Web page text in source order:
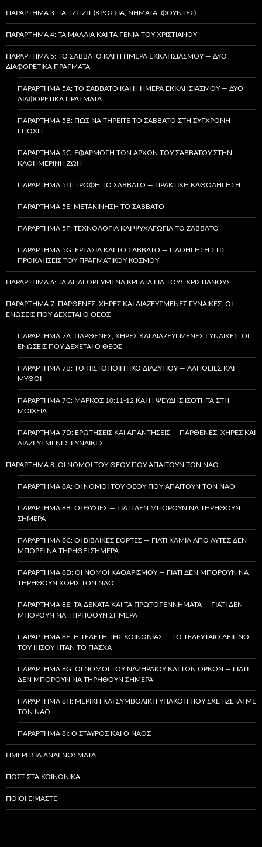
ΠΑΡΆΡΤΗΜΑ 3: ΤΑ TZITZIT (ΚΡΌΣΣΙΑ, ΝΉΜΑΤΑ, ΦΟΎΝΤΕΣ)
ΠΑΡΆΡΤΗΜΑ 4: ΤΑ ΜΑΛΛΙΆ ΚΑΙ ΤΑ ΓΈΝΙΑ ΤΟΥ ΧΡΙΣΤΙΑΝΟΎ
ΠΑΡΆΡΤΗΜΑ 5: ΤΟ ΣΆΒΒΑΤΟ ΚΑΙ Η ΗΜΈΡΑ ΕΚΚΛΗΣΙΑΣΜΟΎ — ΔΎΟ
ΔΙΑΦΟΡΕΤΙΚΆ ΠΡΆΓΜΑΤΑ
ΠΑΡΆΡΤΗΜΑ 5A: ΤΟ ΣΆΒΒΑΤΟ ΚΑΙ Η ΗΜΈΡΑ ΕΚΚΛΗΣΙΑΣΜΟΎ — ΔΎΟ
ΔΙΑΦΟΡΕΤΙΚΆ ΠΡΆΓΜΑΤΑ
ΠΑΡΆΡΤΗΜΑ 5B: ΠΏΣ ΝΑ ΤΗΡΕΊΤΕ ΤΟ ΣΆΒΒΑΤΟ ΣΤΗ ΣΎΓΧΡΟΝΗ
ΕΠΟΧΉ
ΠΑΡΆΡΤΗΜΑ 5C: ΕΦΑΡΜΟΓΉ ΤΩΝ ΑΡΧΏΝ ΤΟΥ ΣΑΒΒΆΤΟΥ ΣΤΗΝ
ΚΑΘΗΜΕΡΙΝΉ ΖΩΉ
ΠΑΡΆΡΤΗΜΑ 5D: ΤΡΟΦΉ ΤΟ ΣΆΒΒΑΤΟ — ΠΡΑΚΤΙΚΉ ΚΑΘΟΔΉΓΗΣΗ
ΠΑΡΆΡΤΗΜΑ 5E: ΜΕΤΑΚΊΝΗΣΗ ΤΟ ΣΆΒΒΑΤΟ
ΠΑΡΆΡΤΗΜΑ 5F: ΤΕΧΝΟΛΟΓΊΑ ΚΑΙ ΨΥΧΑΓΩΓΊΑ ΤΟ ΣΆΒΒΑΤΟ
ΠΑΡΆΡΤΗΜΑ 5G: ΕΡΓΑΣΊΑ ΚΑΙ ΤΟ ΣΆΒΒΑΤΟ — ΠΛΟΉΓΗΣΗ ΣΤΙΣ
ΠΡΟΚΛΉΣΕΙΣ ΤΟΥ ΠΡΑΓΜΑΤΙΚΟΎ ΚΌΣΜΟΥ
ΠΑΡΆΡΤΗΜΑ 6: ΤΑ ΑΠΑΓΟΡΕΥΜΈΝΑ ΚΡΈΑΤΑ ΓΙΑ ΤΟΥΣ ΧΡΙΣΤΙΑΝΟΎΣ
ΠΑΡΆΡΤΗΜΑ 7: ΠΑΡΘΈΝΕΣ, ΧΉΡΕΣ ΚΑΙ ΔΙΑΖΕΥΓΜΈΝΕΣ ΓΥΝΑΊΚΕΣ: ΟΙ
ΕΝΏΣΕΙΣ ΠΟΥ ΔΈΧΕΤΑΙ Ο ΘΕΌΣ
ΠΑΡΆΡΤΗΜΑ 7A: ΠΑΡΘΈΝΕΣ, ΧΉΡΕΣ ΚΑΙ ΔΙΑΖΕΥΓΜΈΝΕΣ ΓΥΝΑΊΚΕΣ: ΟΙ
ΕΝΏΣΕΙΣ ΠΟΥ ΔΈΧΕΤΑΙ Ο ΘΕΌΣ
ΠΑΡΆΡΤΗΜΑ 7B: ΤΟ ΠΙΣΤΟΠΟΙΗΤΙΚΌ ΔΙΑΖΥΓΊΟΥ — ΑΛΉΘΕΙΕΣ ΚΑΙ
ΜΎΘΟΙ
ΠΑΡΆΡΤΗΜΑ 7C: ΜΆΡΚΟΣ 10:11-12 ΚΑΙ Η ΨΕΥΔΉΣ ΙΣΌΤΗΤΑ ΣΤΗ
ΜΟΙΧΕΊΑ
ΠΑΡΆΡΤΗΜΑ 7D: ΕΡΩΤΉΣΕΙΣ ΚΑΙ ΑΠΑΝΤΉΣΕΙΣ — ΠΑΡΘΈΝΕΣ, ΧΉΡΕΣ ΚΑΙ
ΔΙΑΖΕΥΓΜΈΝΕΣ ΓΥΝΑΊΚΕΣ
ΠΑΡΆΡΤΗΜΑ 8: ΟΙ ΝΌΜΟΙ ΤΟΥ ΘΕΟΎ ΠΟΥ ΑΠΑΙΤΟΎΝ ΤΟΝ ΝΑΌ
ΠΑΡΆΡΤΗΜΑ 8A: ΟΙ ΝΌΜΟΙ ΤΟΥ ΘΕΟΎ ΠΟΥ ΑΠΑΙΤΟΎΝ ΤΟΝ ΝΑΌ
ΠΑΡΆΡΤΗΜΑ 8B: ΟΙ ΘΥΣΊΕΣ — ΓΙΑΤΊ ΔΕΝ ΜΠΟΡΟΎΝ ΝΑ ΤΗΡΗΘΟΎΝ
ΣΉΜΕΡΑ
ΠΑΡΆΡΤΗΜΑ 8C: ΟΙ ΒΙΒΛΙΚΈΣ ΕΟΡΤΈΣ — ΓΙΑΤΊ ΚΑΜΊΑ ΑΠΌ ΑΥΤΈΣ ΔΕΝ
ΜΠΟΡΕΊ ΝΑ ΤΗΡΗΘΕΊ ΣΉΜΕΡΑ
ΠΑΡΆΡΤΗΜΑ 8D: ΟΙ ΝΌΜΟΙ ΚΑΘΑΡΙΣΜΟΎ — ΓΙΑΤΊ ΔΕΝ ΜΠΟΡΟΎΝ ΝΑ
ΤΗΡΗΘΟΎΝ ΧΩΡΊΣ ΤΟΝ ΝΑΌ
ΠΑΡΆΡΤΗΜΑ 8E: ΤΑ ΔΈΚΑΤΑ ΚΑΙ ΤΑ ΠΡΩΤΟΓΕΝΝΉΜΑΤΑ — ΓΙΑΤΊ ΔΕΝ
ΜΠΟΡΟΎΝ ΝΑ ΤΗΡΗΘΟΎΝ ΣΉΜΕΡΑ
ΠΑΡΆΡΤΗΜΑ 8F: Η ΤΕΛΕΤΉ ΤΗΣ ΚΟΙΝΩΝΊΑΣ — ΤΟ ΤΕΛΕΥΤΑΊΟ ΔΕΊΠΝΟ
ΤΟΥ ΙΗΣΟΎ ΉΤΑΝ ΤΟ ΠΆΣΧΑ
ΠΑΡΆΡΤΗΜΑ 8G: ΟΙ ΝΌΜΟΙ ΤΟΥ ΝΑΖΗΡΑΊΟΥ ΚΑΙ ΤΩΝ ΌΡΚΩΝ — ΓΙΑΤΊ
ΔΕΝ ΜΠΟΡΟΎΝ ΝΑ ΤΗΡΗΘΟΎΝ ΣΉΜΕΡΑ
ΠΑΡΆΡΤΗΜΑ 8H: ΜΕΡΙΚΉ ΚΑΙ ΣΥΜΒΟΛΙΚΉ ΥΠΑΚΟΉ ΠΟΥ ΣΧΕΤΊΖΕΤΑΙ ΜΕ
ΤΟΝ ΝΑΌ
ΠΑΡΆΡΤΗΜΑ 8I: Ο ΣΤΑΥΡΌΣ ΚΑΙ Ο ΝΑΌΣ
ΗΜΕΡΉΣΙΑ ΑΝΑΓΝΏΣΜΑΤΑ
ΠΟΣΤ ΣΤΑ ΚΟΙΝΩΝΙΚΆ
ΠΟΙΟΙ ΕΊΜΑΣΤΕ